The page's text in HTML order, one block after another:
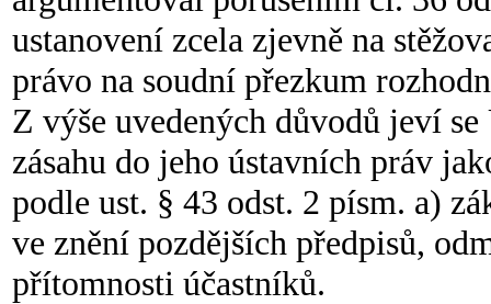
ustanovení zcela zjevně na
právo na soudní přezkum
Z výše uvedených důvodů jeví
zásahu do jeho ústavních práv
podle ust. § 43 odst. 2 písm. a)
ve znění pozdějších předpisů,
přítomnosti účastníků.